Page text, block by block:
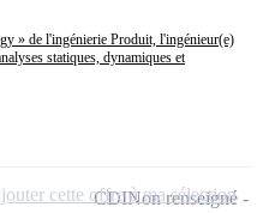
» de l'ingénierie Produit, l'ingénieur(e)
statiques, dynamiques et
CDINon renseigné
cette offre à ma sélection